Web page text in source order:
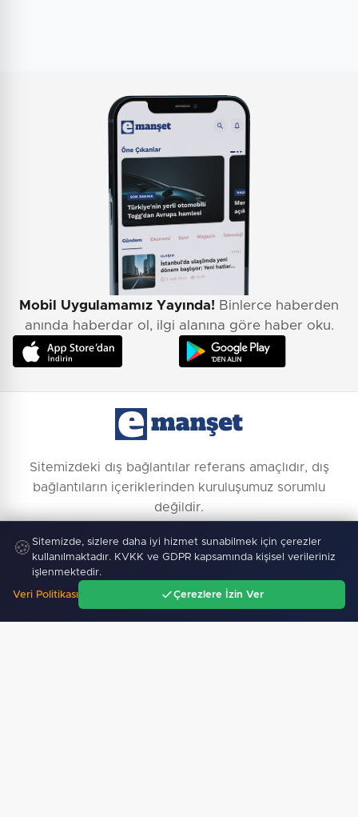
Mobil Uygulamamız Yayında! Binlerce haberden
anında haberdar ol, ilgi alanına göre haber oku.
Sitemizdeki dış bağlantılar referans amaçlıdır, dış
bağlantıların içeriklerinden kuruluşumuz sorumlu
değildir.
Künye Bilgileri
🍪 Sitemizde, sizlere daha iyi hizmet sunabilmek için çerezler
kullanılmaktadır. KVKK ve GDPR kapsamında kişisel verileriniz
işlenmektedir.
Veri Politikası Çerezlere İzin Ver
Gündem Ara Menü